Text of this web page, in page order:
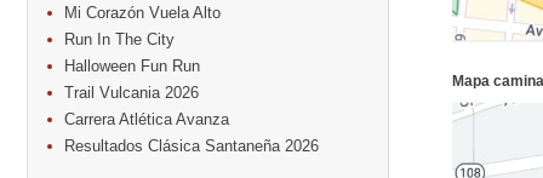
15. Entre Pan y Rosas
Diciembre
06. Trail Vulcania 2026
Mi Corazón Vuela Alto
Run In The City
Halloween Fun Run
Trail Vulcania 2026
Carrera Atlética Avanza
Resultados Clásica Santaneña 2026
Mapa